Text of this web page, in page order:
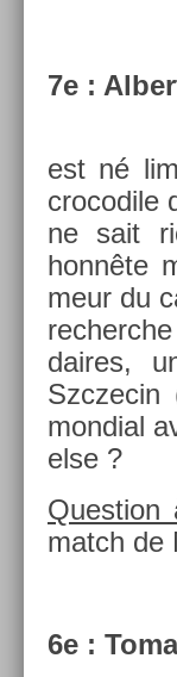
7e :
est né
crocodile
ne sait
honnête
meur du
daires,
Szczecin
mon­di­al
else ?
Ques­tion
match de
6e :